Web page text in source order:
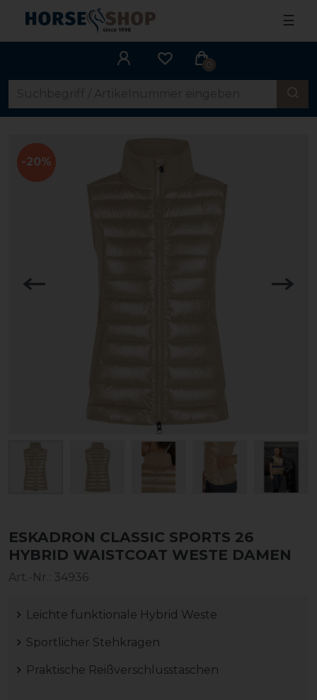
☰
0
-20%
ESKADRON CLASSIC SPORTS 26
HYBRID WAISTCOAT WESTE DAMEN
Art.-Nr.: 34936
Leichte funktionale Hybrid Weste
Sportlicher Stehkragen
Praktische Reißverschlusstaschen